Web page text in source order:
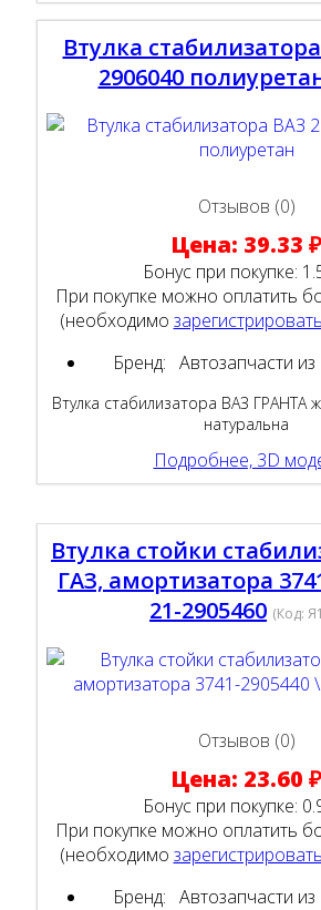
Втулка
2906040
Отзывов (0)
Цена: 39.33 ₽
Бонус при покупке:
При покупке можно оплатить
(необходимо
Бренд: Автозапчасти
Втулка стабилизатора ВАЗ ГРАНТА
натуральна
Подробнее, 3D
Втулка стойки
ГАЗ, амортизатора
21-2905460 (Код:
Отзывов (0)
Цена: 23.60 ₽
Бонус при покупке:
При покупке можно оплатить
(необходимо
Бренд: Автозапчасти